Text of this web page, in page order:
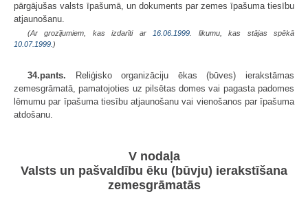
pārgājušas valsts īpašumā, un dokuments par zemes īpašuma tiesību
atjaunošanu.
(Ar grozījumiem, kas izdarīti ar 16.06.1999 . likumu, kas stājas spēkā
10.07.1999. )
34.pants. Reliģisko organizāciju ēkas (būves) ierakstāmas
zemesgrāmatā, pamatojoties uz pilsētas domes vai pagasta padomes
lēmumu par īpašuma tiesību atjaunošanu vai vienošanos par īpašuma
atdošanu.
V nodaļa
Valsts un pašvaldību ēku (būvju) ierakstīšana
zemesgrāmatās